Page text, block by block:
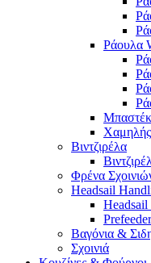
Ράουλα
Βιντζιρέλα
Φρένα
Headsail
Βαγόνια &
Σχοινιά